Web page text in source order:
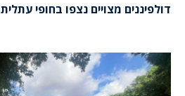
דולפיננים מצויים נצפו בחופי